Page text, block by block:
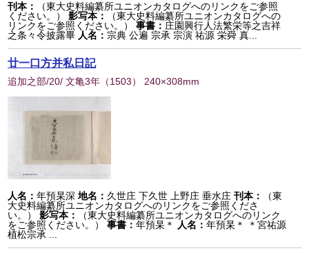
刊本：
（東大史料編纂所ユニオンカタログへのリンクをご参照
ください。）
影写本：
（東大史料編纂所ユニオンカタログへの
リンクをご参照ください。）
事書： 庄園興行人法繁栄等之吉祥
之条々令披露畢 人名： 宗典 公遍 宗承 宗演 祐源 栄舜 真...
廿一口方并私日記
追加之部/20/ 文亀3年 （1503） 240×308mm
人名：年預杲深 地名： 久世庄 下久世 上野庄 垂水庄 刊本：
（東
大史料編纂所ユニオンカタログへのリンクをご参照くださ
い。）
影写本：
（東大史料編纂所ユニオンカタログへのリンク
をご参照ください。）
事書：年預杲＊ 人名：年預杲＊ ＊宮祐源
植松宗承 ...